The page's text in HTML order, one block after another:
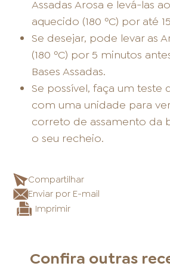
Assadas Arosa e levá-las
aquecido (180 ºC) por até
Se desejar, pode levar as
(180 ºC) por 5 minutos
Bases Assadas.
Se possível, faça um teste
com uma unidade para
correto de assamento da
o seu recheio.
Compartilhar
Enviar por E-mail
Imprimir
Confira outras